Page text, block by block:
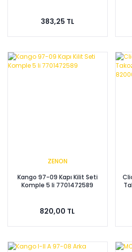
383,25 TL
ZENON
Kango 97-09 Kapı Kilit Seti
Komple 5 li 7701472589
820,00 TL